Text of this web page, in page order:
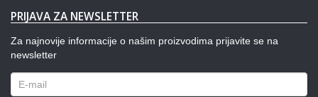
PRIJAVA ZA NEWSLETTER
Za najnovije informacije o našim proizvodima prijavite se na
newsletter